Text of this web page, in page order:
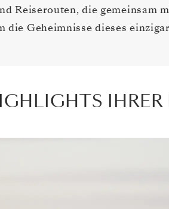
Reiserouten, die
Geheimnisse dieses
IHRER